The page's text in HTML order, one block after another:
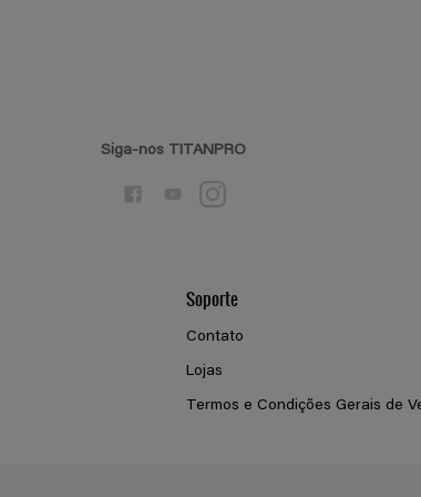
Siga-nos TITANPRO
Soporte
Contato
Lojas
Termos e Condições Gerais de